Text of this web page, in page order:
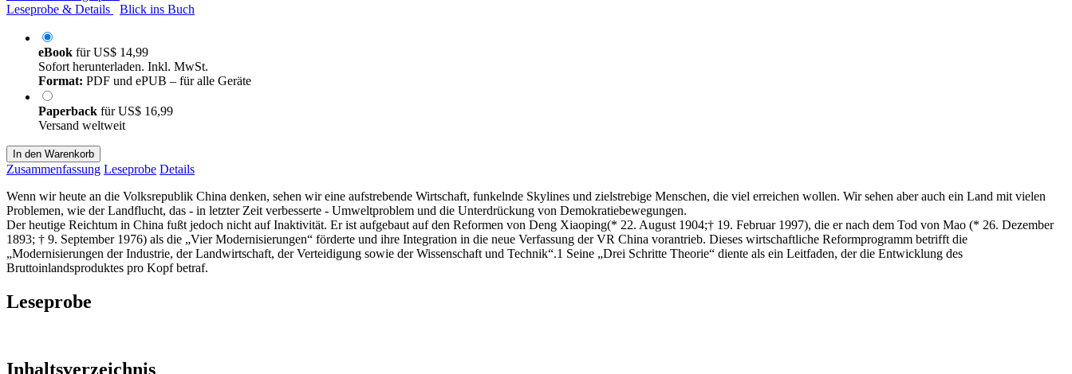
Leseprobe & Details
Blick ins Buch
eBook fürUS$ 14,99
Sofort herunterladen. Inkl. MwSt.
Format: PDF und ePUB – für alle Geräte
Paperback fürUS$ 16,99
Versand weltweit
In den Warenkorb
Zusammenfassung Leseprobe Details
Wenn wir heute an die Volksrepublik China denken, sehen wir eine aufstrebende Wirtschaft, funkelnde Skylines und zielstrebige Menschen, die viel erreichen wollen. Wir sehen aber auch ein Land mit vielen
Problemen, wie der Landflucht, das - in letzter Zeit verbesserte - Umweltproblem und die Unterdrückung von Demokratiebewegungen.
Der heutige Reichtum in China fußt jedoch nicht auf Inaktivität. Er ist aufgebaut auf den Reformen von Deng Xiaoping(* 22. August 1904;† 19. Februar 1997), die er nach dem Tod von Mao (* 26. Dezember
1893; † 9. September 1976) als die „Vier Modernisierungen“ förderte und ihre Integration in die neue Verfassung der VR China vorantrieb. Dieses wirtschaftliche Reformprogramm betrifft die
„Modernisierungen der Industrie, der Landwirtschaft, der Verteidigung sowie der Wissenschaft und Technik“.1 Seine „Drei Schritte Theorie“ diente als ein Leitfaden, der die Entwicklung des
Bruttoinlandsproduktes pro Kopf betraf.
Leseprobe
Inhaltsverzeichnis